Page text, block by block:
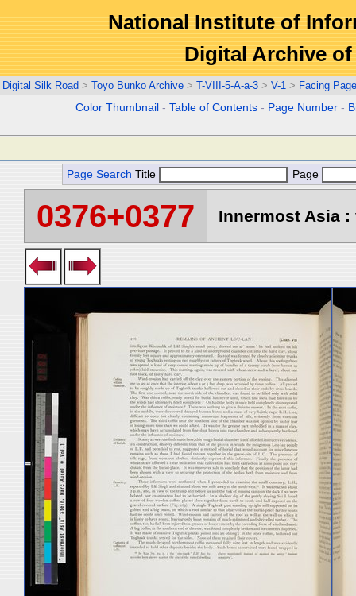
National Institute of
Digital Archive
Digital Silk Road > Toyo Bunko Archive > T-VIII-5-A-a-3 > V-1 > Facing
Color Thumbnail -Table of Contents - Page Number -
Page Search Title Page
0376+0377 Innermost Asia :